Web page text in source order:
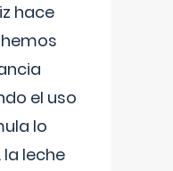
hace
el uso
lo
leche